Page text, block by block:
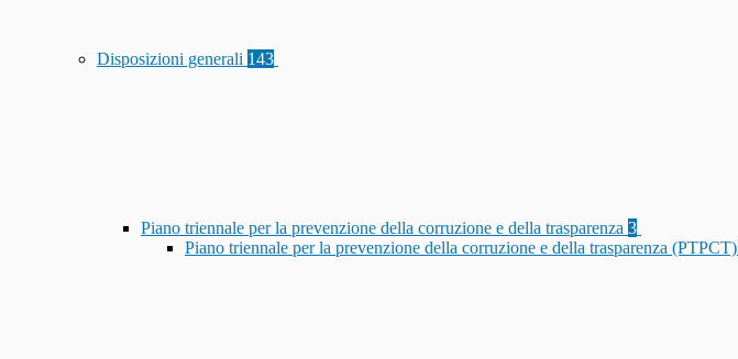
Disposizioni generali 143
Piano triennale per la prevenzione della corruzione e della trasparenza 3
Piano triennale per la prevenzione della corruzione e della trasparenza (PTPCT)